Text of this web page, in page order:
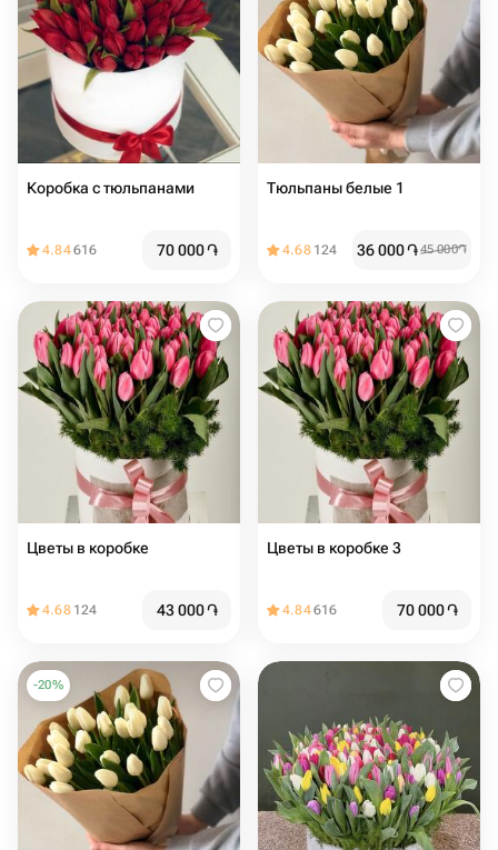
Коробка с тюльпанами
4.84616 70 000֏
Тюльпаны белые 1
4.68 124 36 000֏45 000֏
Цветы в коробке
4.68 124 43 000֏
Цветы в коробке 3
4.84616 70 000֏
-20%